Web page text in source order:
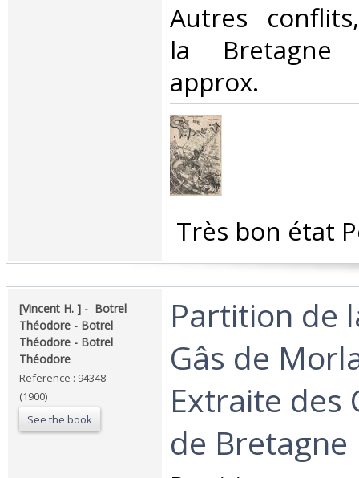
Autres
la Bretagne
approx.‎
Très bon état
‎[Vincent H. ] - ‎ ‎Botrel
Théodore - Botrel
Théodore - Botrel
Théodore‎
Reference : 94348
(1900)
See the book
‎Partition de
Gâs de
Extraite des
de Bretagne ‎